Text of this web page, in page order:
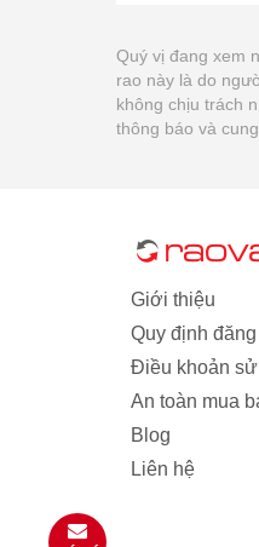
Quý vị đang xem
rao này là do
không chịu trách
thông báo và
Giới thiệu
Quy định đăng
Điều khoản
An toàn mua
Blog
Liên hệ